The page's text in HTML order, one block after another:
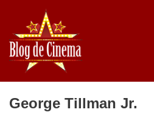
Sari
la
conținut
George Tillman Jr.